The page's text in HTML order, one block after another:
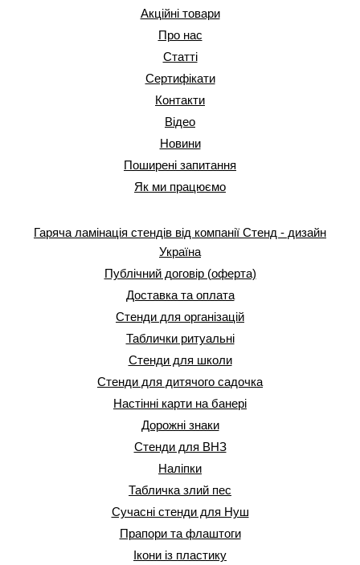
Акційні товари
Про нас
Статті
Сертифікати
Контакти
Відео
Новини
Поширені запитання
Як ми працюємо
Гаряча ламінація стендів від компанії Стенд - дизайн
Україна
Публічний договір (оферта)
Доставка та оплата
Стенди для організацій
Таблички ритуальні
Стенди для школи
Стенди для дитячого садочка
Настінні карти на банері
Дорожні знаки
Стенди для ВНЗ
Наліпки
Табличка злий пес
Сучасні стенди для Нуш
Прапори та флаштоги
Ікони із пластику